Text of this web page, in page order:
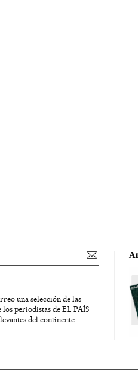
una selección de las
periodistas de EL PAÍS
del continente.